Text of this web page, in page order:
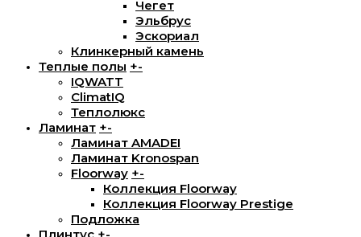
Чегет
Эльбрус
Эскориал
Клинкерный камень
Теплые полы +-
IQWATT
ClimatIQ
Теплолюкс
Ламинат +-
Ламинат AMADEI
Ламинат Kronospan
Floorway +-
Коллекция Floorway
Коллекция Floorway Prestige
Подложка